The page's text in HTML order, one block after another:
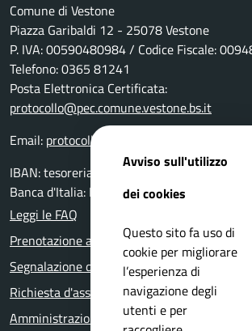
Comune di Vestone
Piazza Garibaldi 12 - 25078 Vestone
P. IVA: 00590480984 / Codice Fiscale:
Telefono: 0365 81241
Posta Elettronica Certificata:
protocollo@pec.comune.vestone.bs.it
Email: protocollo@comune.vestone.bs.it
IBAN: tesoreria:
Banca d'Italia:
Leggi le FAQ
Prenotazione appuntamento
Segnalazione disservizio
Richiesta d'assistenza
Amministrazione trasparente
Avviso sull'utilizzo
dei cookies
Questo sito fa uso di
cookie per migliorare
l’esperienza di
navigazione degli
utenti e per